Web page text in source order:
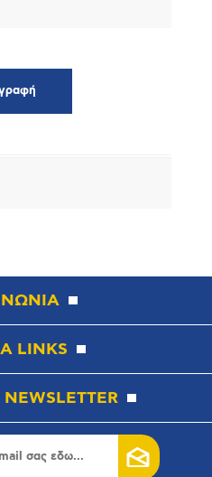
LINKS